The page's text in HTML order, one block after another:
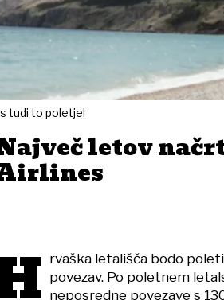
tudi to poletje!
letov
rvaška letališča bodo
povezav. Po poletnem
neposredne povezave s